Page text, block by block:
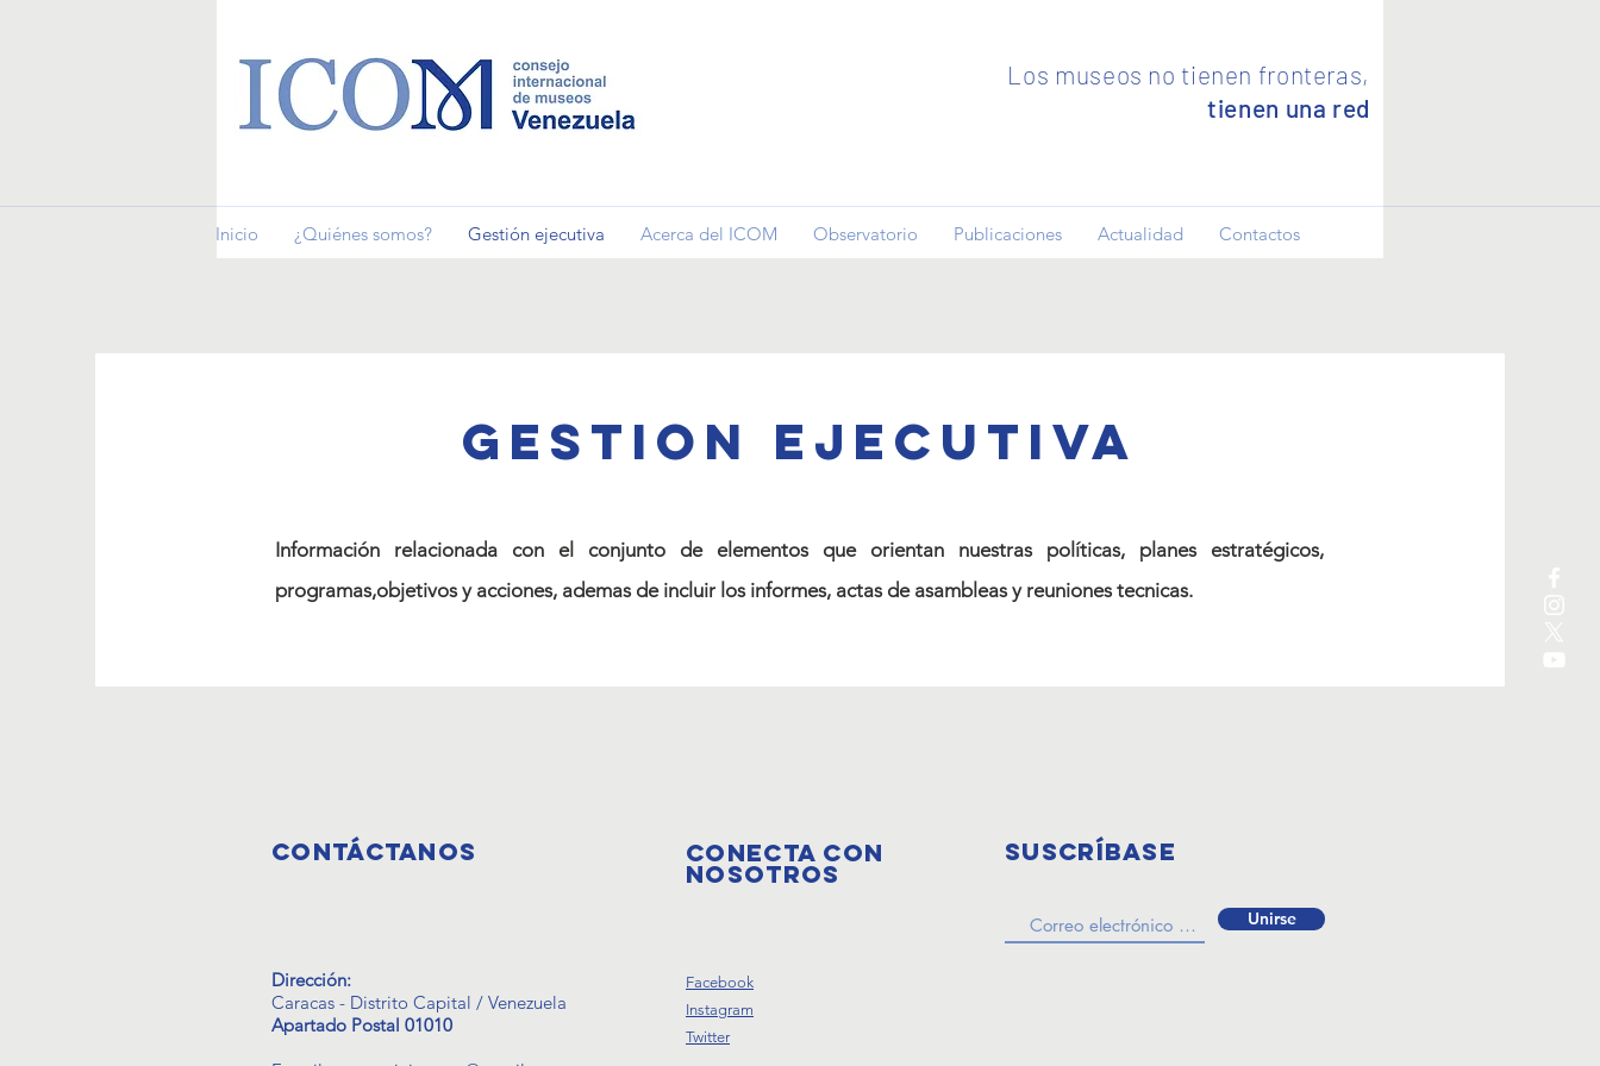
Los museos no tienen fronteras,
tienen una red
Inicio ¿Quiénes somos? Gestión ejecutiva Acerca del ICOM Observatorio Publicaciones Actualidad Contactos
Gestion Ejecutiva
Información relacionada con el conjunto de elementos que orientan nuestras políticas, planes estratégicos,
programas,objetivos y acciones, ademas de incluir los informes, actas de asambleas y reuniones tecnicas.
CONTáCTANOS
Dirección:
Caracas - Distrito Capital / Venezuela
Apartado Postal 01010
Conecta con
nosotros
Facebook
Instagram
Twitter
Suscríbase
Unirse